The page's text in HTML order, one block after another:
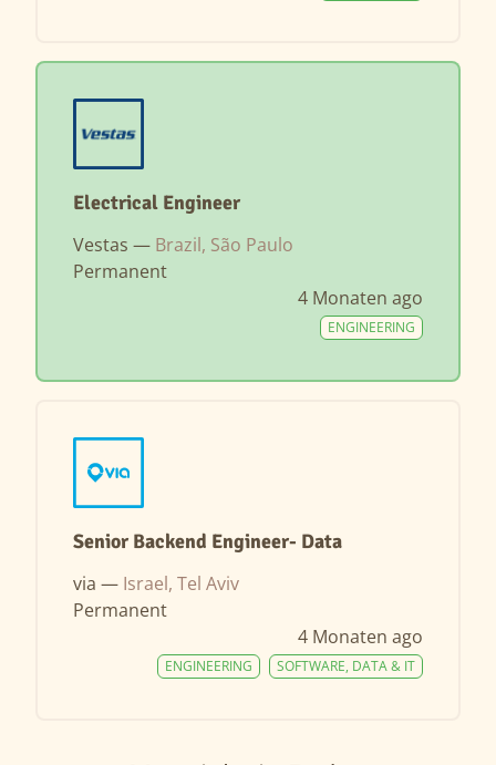
Electrical Engineer
Vestas — Brazil, São Paulo
Permanent
4 Monaten ago
ENGINEERING
Senior Backend Engineer- Data
via — Israel, Tel Aviv
Permanent
4 Monaten ago
SOFTWARE, DATA & IT
ENGINEERING